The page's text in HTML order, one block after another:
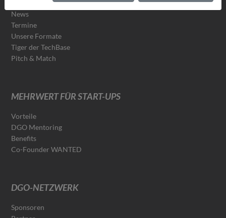
News
Termine
Unsere Formate
Tiger der TechBase
Pitch & Match
MEHRWERT FÜR START-UPS
Vorteile
DGO Mentoring
Benefits
Co-Founder WANTED
DGO-NETZWERK
Sponsoren